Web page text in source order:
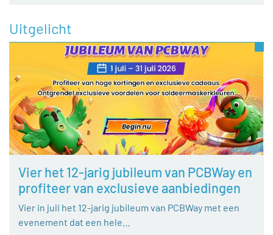
Uitgelicht
Vier het 12-jarig jubileum van PCBWay en
profiteer van exclusieve aanbiedingen
Vier in juli het 12-jarig jubileum van PCBWay met een
evenement dat een hele…